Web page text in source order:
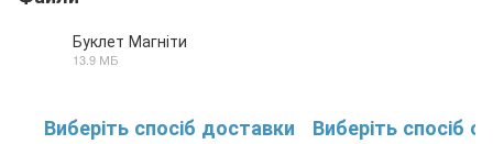
Буклет Магніти
13.9 МБ
Виберіть спосіб доставки Виберіть спосіб